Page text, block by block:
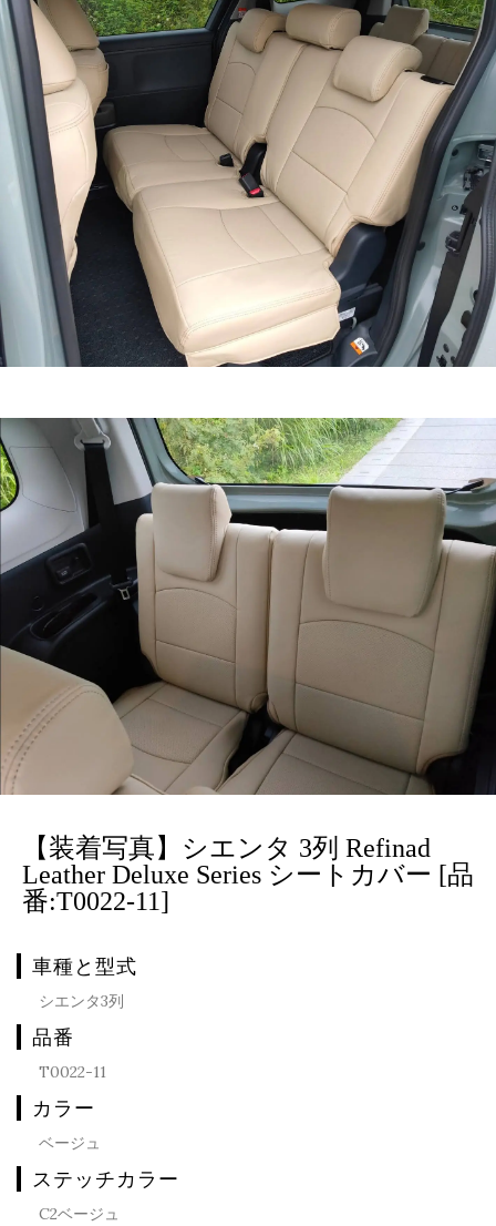
【装着写真】シエンタ 3列 Refinad
Leather Deluxe Series シートカバー [品
番:T0022-11]
車種と型式
シエンタ3列
品番
T0022-11
カラー
ベージュ
ステッチカラー
C2ベージュ